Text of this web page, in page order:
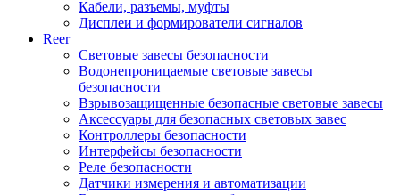
Кабели, разъемы, муфты
Дисплеи и формирователи сигналов
Reer
Световые завесы безопасности
Водонепроницаемые световые завесы
безопасности
Взрывозащищенные безопасные световые завесы
Аксессуары для безопасных световых завес
Контроллеры безопасности
Интерфейсы безопасности
Реле безопасности
Датчики измерения и автоматизации